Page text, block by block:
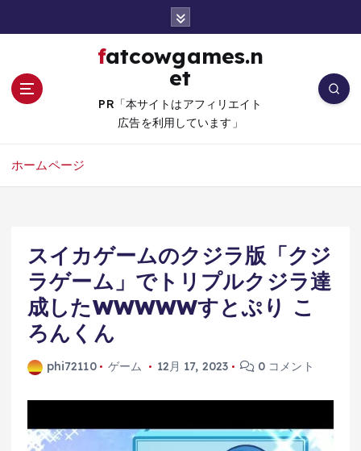
fatcowgames.n
et
PR「本サイトはアフィリエイト
広告を利用しています」
ホームページ
スイカゲームのクジラ版「クジ
ラゲーム」でトリプルクジラ達
成したWWWWWすとぷり こ
ろんくん
phi72110 ゲーム 12月 17, 2023 0 コメント